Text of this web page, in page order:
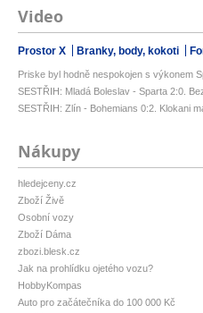
Video
Prostor X Branky, body, kokoti
Priske byl hodně nespokojen s výkonem
SESTŘIH: Mladá Boleslav - Sparta 2:0.
SESTŘIH: Zlín - Bohemians 0:2. Klokani
Nákupy
hledejceny.cz
Zboží Živě
Osobní vozy
Zboží Dáma
zbozi.blesk.cz
Jak na prohlídku ojetého vozu?
HobbyKompas
Auto pro začátečníka do 100 000 Kč